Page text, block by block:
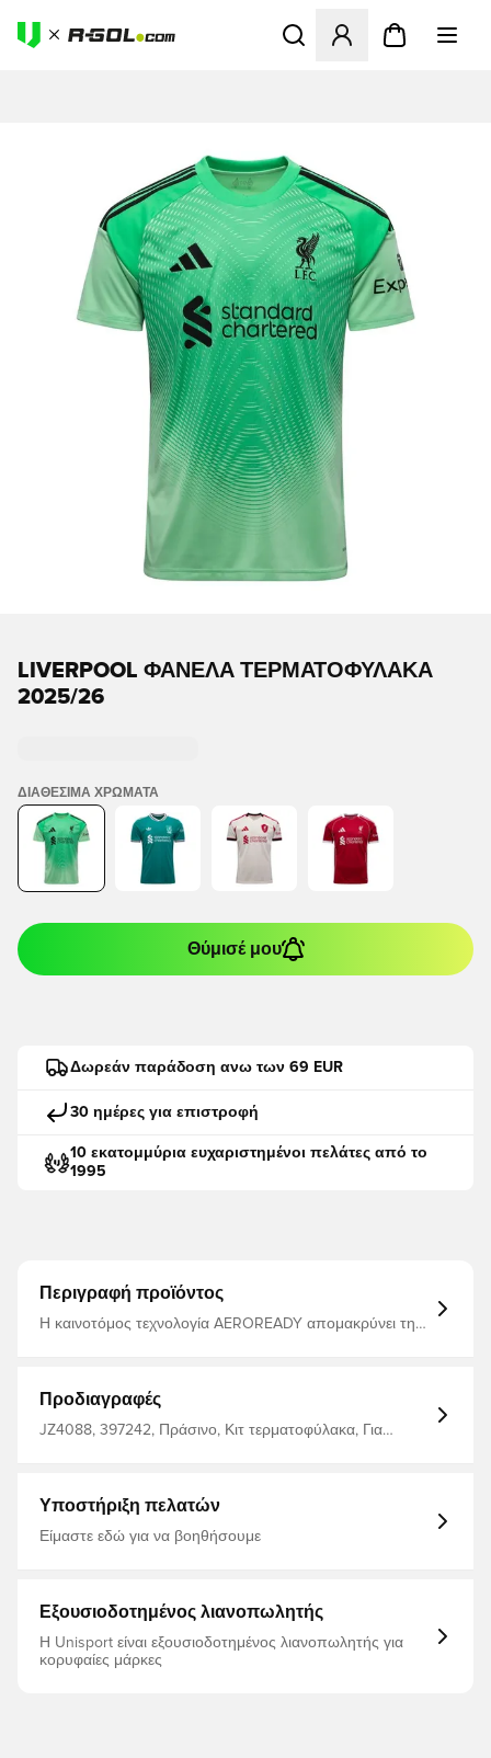
Ανοίγει ένα Modal για να
LIVERPOOL ΦΑΝΈΛΑ ΤΕΡΜΑΤΟΦΎΛΑΚΑ
2025/26
ΔΙΑΘΈΣΙΜΑ ΧΡΏΜΑΤΑ
Θύμισέ μου
Δωρεάν παράδοση ανω των 69 EUR
30 ημέρες για επιστροφή
10 εκατομμύρια ευχαριστημένοι πελάτες από το
1995
Περιγραφή προϊόντος
Η καινοτόμος τεχνολογία AEROREADY απομακρύνει την
Κατασκευασμένο από 100% πολυεστέρα.
Προδιαγραφές
JZ4088, 397242, Πράσινο, Κιτ τερματοφύλακα, Για
Υποστήριξη πελατών
Είμαστε εδώ για να βοηθήσουμε
Εξουσιοδοτημένος λιανοπωλητής
Η Unisport είναι εξουσιοδοτημένος λιανοπωλητής για
κορυφαίες μάρκες